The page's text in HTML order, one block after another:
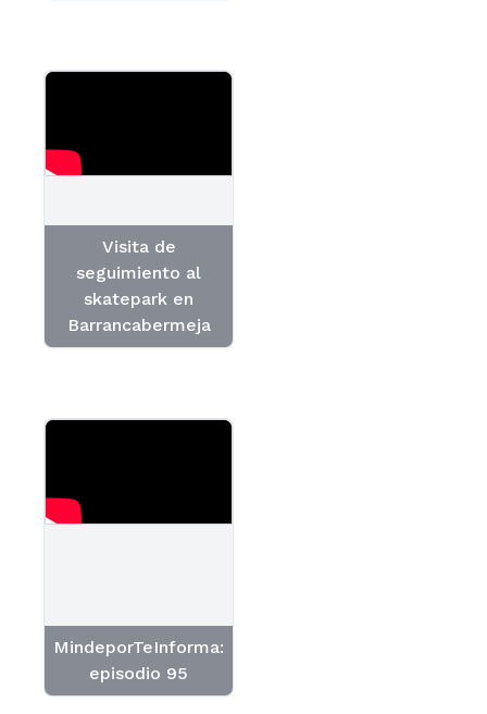
Visita de
seguimiento al
skatepark en
Barrancabermeja
MindeporTeInforma:
episodio 95